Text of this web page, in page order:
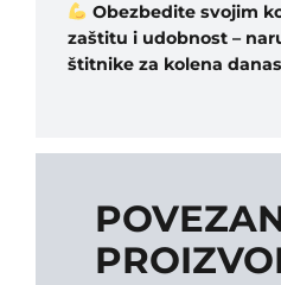
Obezbedite svojim
zaštitu i udobnost –
štitnike za kolena